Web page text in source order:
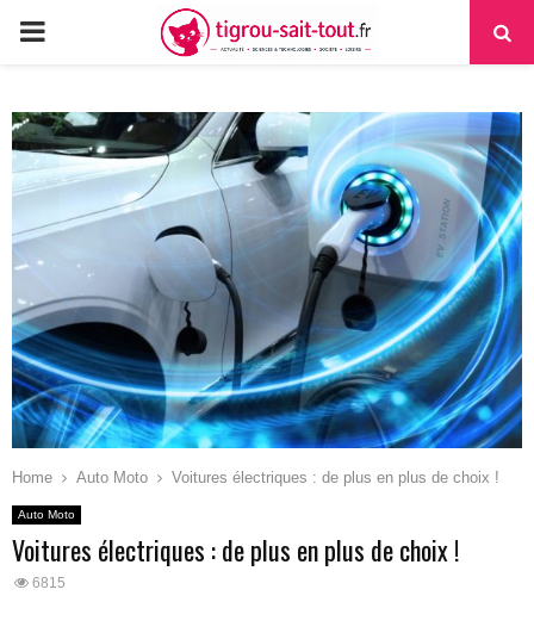
PRIMARY
Home Auto Moto Voitures électriques : de plus en plus de choix !
Auto Moto
Voitures électriques : de plus en plus de choix !
6815